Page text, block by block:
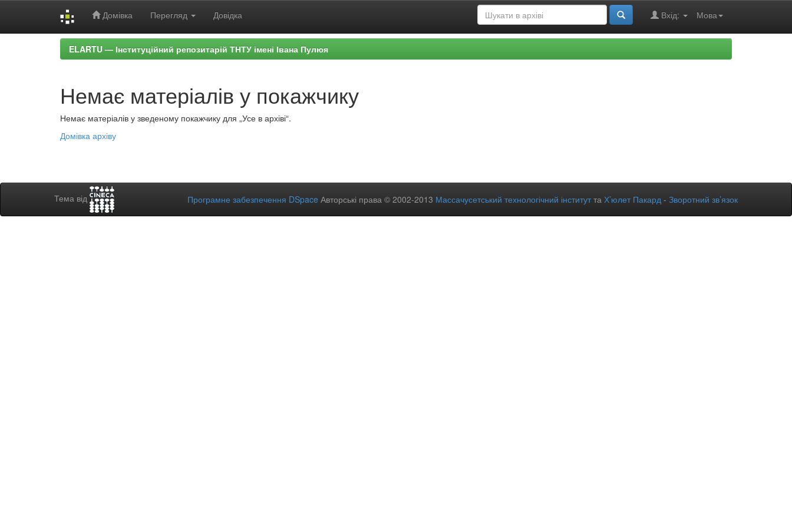
Домівка Перегляд Довідка Мова
Вхід:
ELARTU — Інституційний репозитарій ТНТУ імені Івана Пулюя
Немає матеріалів у покажчику
Немає матеріалів у зведеному покажчику для „Усе в архіві“.
Домівка архіву
Тема від Програмне забезпечення DSpace Авторські права © 2002-2013 Массачусетський технологічний інститутта Х’юлет Пакард - Зворотний зв’язок